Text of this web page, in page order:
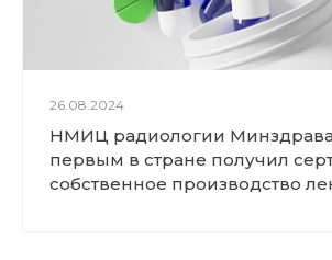
26.08.2024
НМИЦ радиологии
первым в стране получил
собственное производство